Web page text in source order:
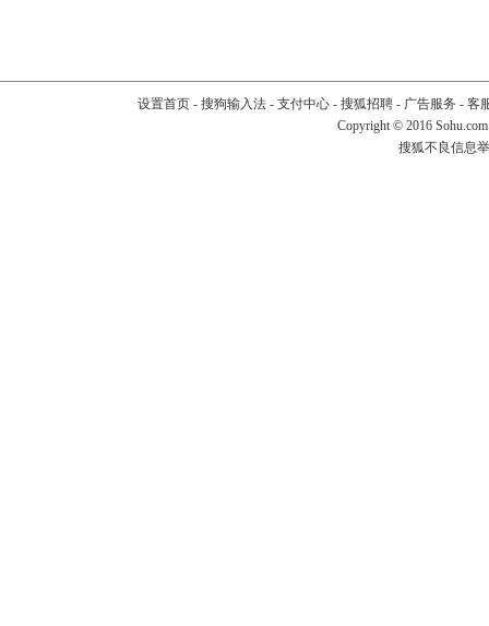
设置首页- 搜狗输入法- 支付中心- 搜狐招聘- 广告服务 - 客
Copyright © 2016
搜狐不良信息